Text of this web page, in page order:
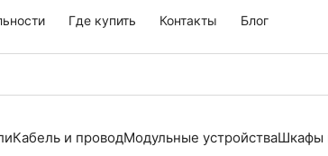
Где купить Контакты Блог
Кабель и проводМодульные устройстваШкафы